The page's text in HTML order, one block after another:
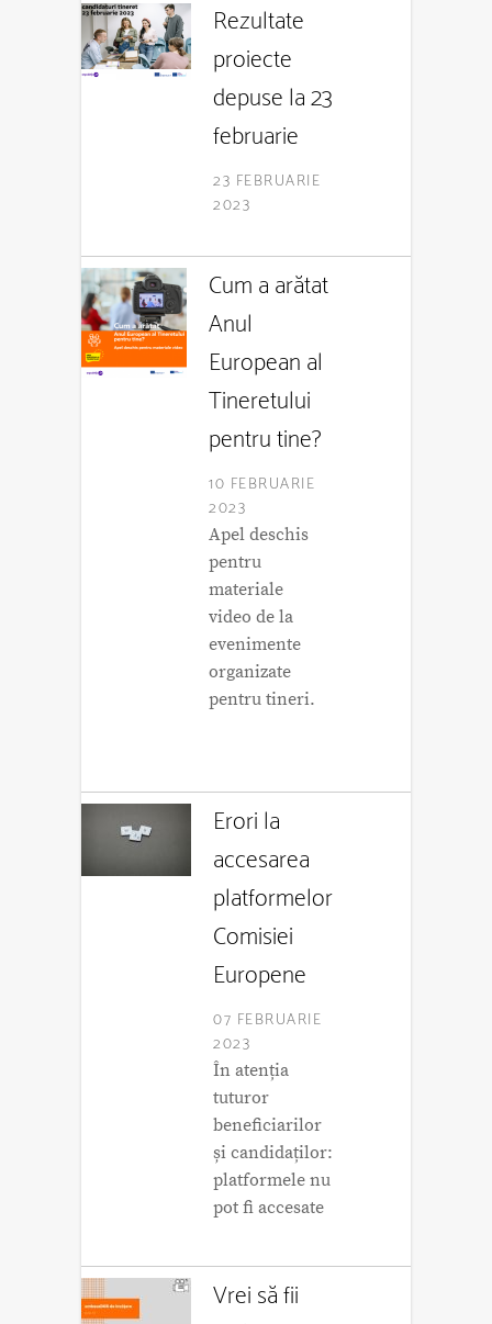
Rezultate
proiecte
depuse la 23
februarie
23 FEBRUARIE
2023
Cum a arătat
Anul
European al
Tineretului
pentru tine?
10 FEBRUARIE
2023
Apel deschis
pentru
materiale
video de la
evenimente
organizate
pentru tineri.
Erori la
accesarea
platformelor
Comisiei
Europene
07 FEBRUARIE
2023
În atenția
tuturor
beneficiarilor
și candidaților:
platformele nu
pot fi accesate
Vrei să fii